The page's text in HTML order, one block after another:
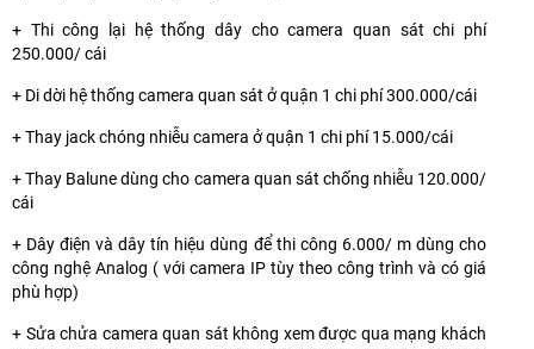
+ Thi công lại hệ thống dây cho camera quan sát chi phí
250.000/ cái
+ Di dời hệ thống camera quan sát ở quận 1 chi phí 300.000/cái
+ Thay jack chóng nhiễu camera ở quận 1 chi phí 15.000/cái
+ Thay Balune dùng cho camera quan sát chống nhiễu 120.000/
cái
+ Dây điện và dây tín hiệu dùng để thi công 6.000/ m dùng cho
công nghệ Analog ( với camera IP tùy theo công trình và có giá
phù hợp)
+ Sửa chửa camera quan sát không xem được qua mạng khách